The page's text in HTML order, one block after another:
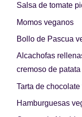
Días de fiesta
Las mejores recetas
Salsa de tomate
Momos veganos
Bollo de Pascua
Alcachofas
cremoso de patata
Tarta de
Hamburguesas